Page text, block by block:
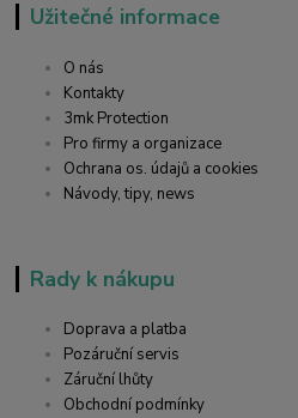
Užitečné informace
O nás
Kontakty
3mk Protection
Pro firmy a organizace
Ochrana os. údajů a cookies
Návody, tipy, news
Rady k nákupu
Doprava a platba
Pozáruční servis
Záruční lhůty
Obchodní podmínky